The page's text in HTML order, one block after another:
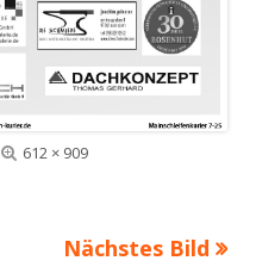
Volle
612 × 909
Nächstes Bild